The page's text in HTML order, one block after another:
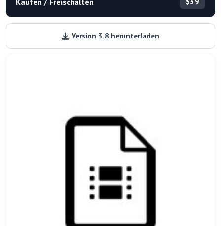
Kaufen / Freischalten
Version 3.8 herunterladen